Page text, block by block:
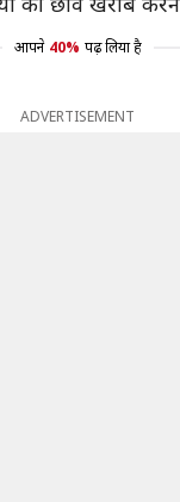
आपने 40% पढ़ लिया है
ADVERTISEMENT